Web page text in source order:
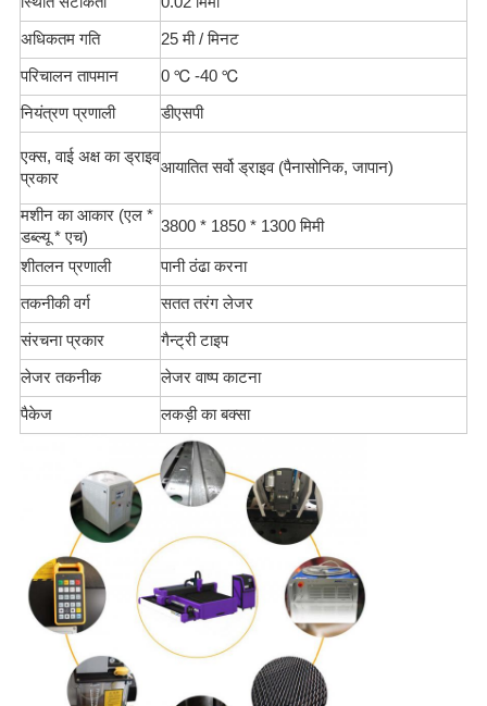
अधिकतम गति
25 मी / मिनट
परिचालन तापमान
0 ℃ -40 ℃
नियंत्रण प्रणाली
डीएसपी
एक्स, वाई अक्ष का ड्राइव
प्रकार
आयातित सर्वो ड्राइव (पैनासोनिक, जापान)
मशीन का आकार (एल *
डब्ल्यू * एच)
3800 * 1850 * 1300 मिमी
शीतलन प्रणाली
पानी ठंढा करना
तकनीकी वर्ग
सतत तरंग लेजर
संरचना प्रकार
गैन्ट्री टाइप
लेजर तकनीक
लेजर वाष्प काटना
पैकेज
लकड़ी का बक्सा